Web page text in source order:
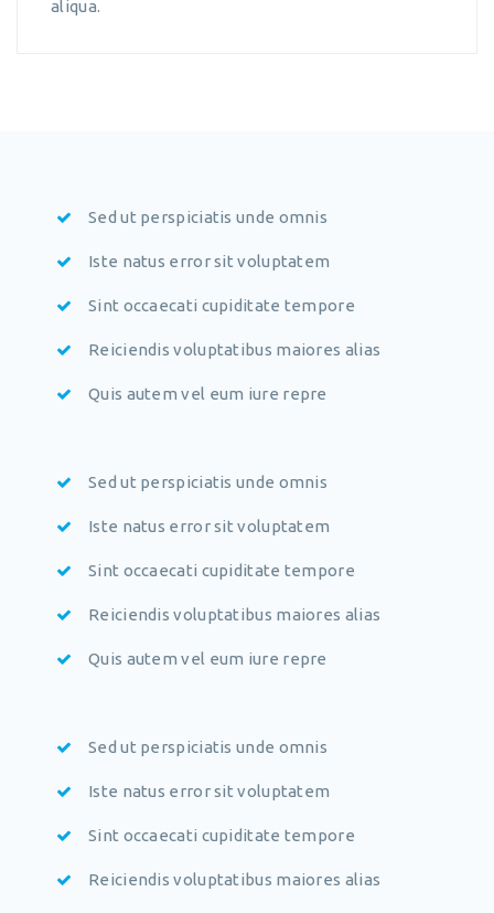
aliqua.
Sed ut perspiciatis unde omnis
Iste natus error sit voluptatem
Sint occaecati cupiditate tempore
Reiciendis voluptatibus maiores alias
Quis autem vel eum iure repre
Sed ut perspiciatis unde omnis
Iste natus error sit voluptatem
Sint occaecati cupiditate tempore
Reiciendis voluptatibus maiores alias
Quis autem vel eum iure repre
Sed ut perspiciatis unde omnis
Iste natus error sit voluptatem
Sint occaecati cupiditate tempore
Reiciendis voluptatibus maiores alias